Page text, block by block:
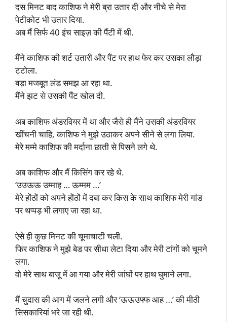
दस मिनट बाद काशिफ ने मेरी ब्रा उतार दी और नीचे से मेरा
पेटीकोट भी उतार दिया.
अब मैं सिर्फ 40 इंच साइज़ की पैंटी में थी.
मैंने काशिफ की शर्ट उतारी और पैंट पर हाथ फेर कर उसका लौड़ा
टटोला.
बड़ा मजबूत लंड समझ आ रहा था.
मैंने झट से उसकी पैंट खोल दी.
अब काशिफ अंडरवियर में था और जैसे ही मैंने उसकी अंडरवियर
खींचनी चाहि, काशिफ ने मुझे उठाकर अपने सीने से लगा लिया.
मेरे मम्मे काशिफ की मर्दाना छाती से पिसने लगे थे.
अब काशिफ और मैं किसिंग कर रहे थे.
‘उउऊऊ उम्माह … ऊम्मम …’
मेरे होंठों को अपने होंठों में दबा कर किस के साथ काशिफ मेरी गांड
पर थप्पड़ भी लगाए जा रहा था.
ऐसे ही कुछ मिनट की चूमाचाटी चली.
फिर काशिफ ने मुझे बेड पर सीधा लेटा दिया और मेरी टांगों को चूमने
लगा.
वो मेरे साथ बाजू में आ गया और मेरी जांघों पर हाथ घुमाने लगा.
मैं चुदास की आग में जलने लगी और ‘ऊऊउफ्फ आह …’ की मीठी
सिसकारियां भरे जा रही थी.